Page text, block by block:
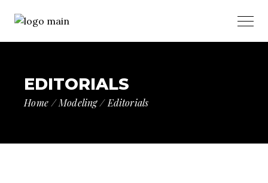
EDITORIALS
Home Modeling Editorials